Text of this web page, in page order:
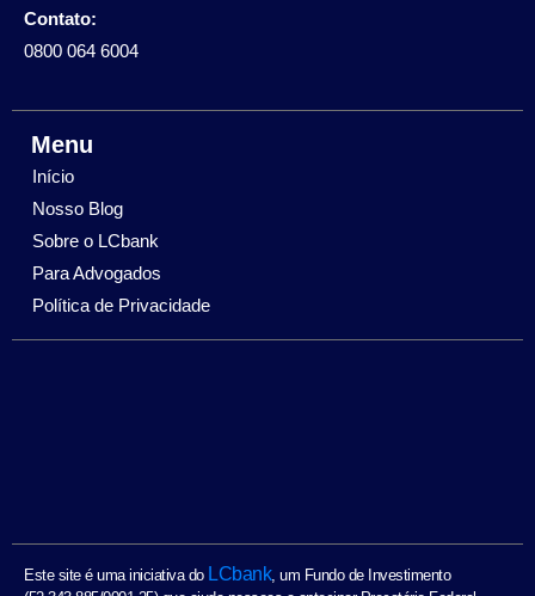
Contato:
0800 064 6004
Menu
Início
Nosso Blog
Sobre o LCbank
Para Advogados
Política de Privacidade
Este site é uma iniciativa do LCbank, um Fundo de Investimento